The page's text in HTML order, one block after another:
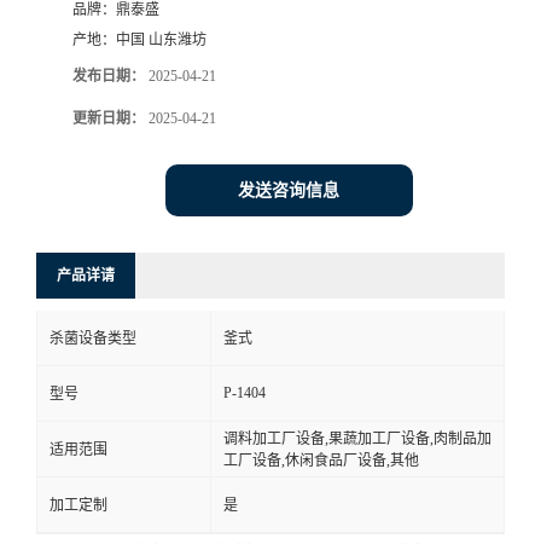
品牌： 鼎泰盛
产地： 中国 山东潍坊
发布日期： 2025-04-21
更新日期： 2025-04-21
发送咨询信息
产品详请
杀菌设备类型 釜式
型号 P-1404
适用范围
调料加工厂设备,果蔬加工厂设备,肉制品加
工厂设备,休闲食品厂设备,其他
加工定制 是